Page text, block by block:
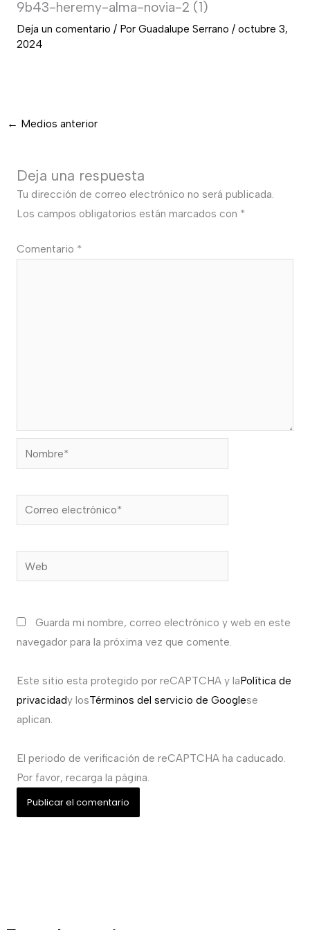
9b43-heremy-alma-novia-2 (1)
Deja un comentario / Por Guadalupe Serrano / octubre 3,
2024
← Medios anterior
Deja una respuesta
Tu dirección de correo electrónico no será publicada.
Los campos obligatorios están marcados con *
Comentario *
Nombre*
Correo
electrónico*
Web
Guarda mi nombre, correo electrónico y web en este
navegador para la próxima vez que comente.
Este sitio esta protegido por reCAPTCHA y laPolítica de
privacidady losTérminos del servicio de Googlese
aplican.
El periodo de verificación de reCAPTCHA ha caducado.
Por favor, recarga la página.